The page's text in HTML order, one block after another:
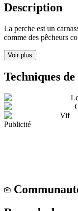
Description
La perche est un
comme des pêcheurs
Voir plus
Techniques de
Vif
Publicité